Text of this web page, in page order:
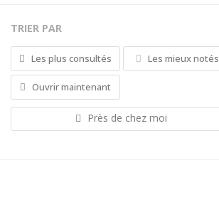
TRIER PAR
Les plus consultés Les mieux notés
Ouvrir maintenant
Près de chez moi